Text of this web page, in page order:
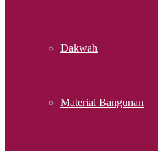
Dakwah
Material Bangunan